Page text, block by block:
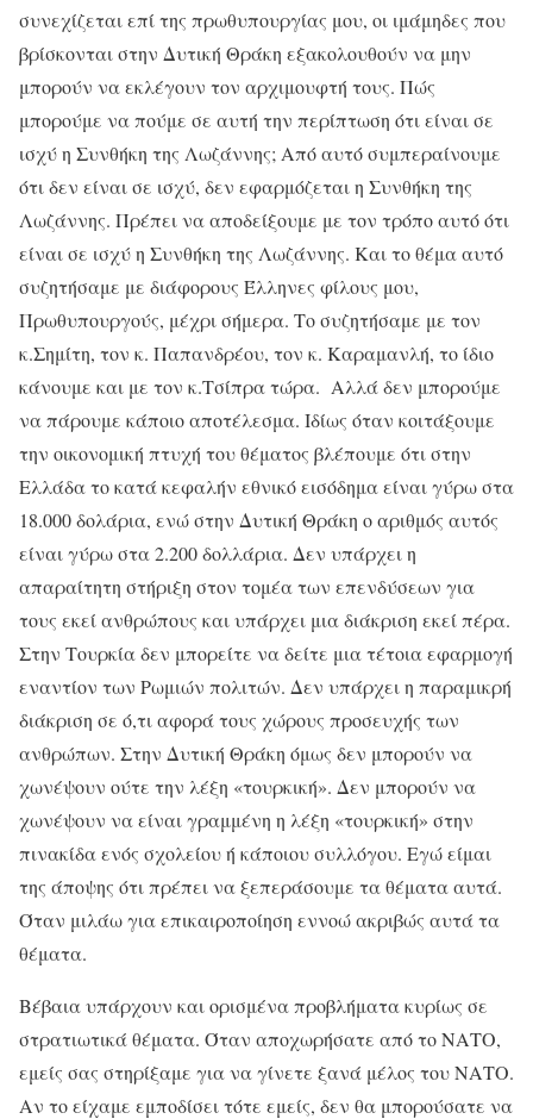
συνεχίζεται επί της πρωθυπουργίας μου, οι ιμάμηδες που
βρίσκονται στην Δυτική Θράκη εξακολουθούν να μην
μπορούν να εκλέγουν τον αρχιμουφτή τους. Πώς
μπορούμε να πούμε σε αυτή την περίπτωση ότι είναι σε
ισχύ η Συνθήκη της Λωζάννης; Από αυτό συμπεραίνουμε
ότι δεν είναι σε ισχύ, δεν εφαρμόζεται η Συνθήκη της
Λωζάννης. Πρέπει να αποδείξουμε με τον τρόπο αυτό ότι
είναι σε ισχύ η Συνθήκη της Λωζάννης. Και το θέμα αυτό
συζητήσαμε με διάφορους Έλληνες φίλους μου,
Πρωθυπουργούς, μέχρι σήμερα. Το συζητήσαμε με τον
κ.Σημίτη, τον κ. Παπανδρέου, τον κ. Καραμανλή, το ίδιο
κάνουμε και με τον κ.Τσίπρα τώρα. Αλλά δεν μπορούμε
να πάρουμε κάποιο αποτέλεσμα. Ιδίως όταν κοιτάξουμε
την οικονομική πτυχή του θέματος βλέπουμε ότι στην
Ελλάδα το κατά κεφαλήν εθνικό εισόδημα είναι γύρω στα
18.000 δολάρια, ενώ στην Δυτική Θράκη ο αριθμός αυτός
είναι γύρω στα 2.200 δολλάρια. Δεν υπάρχει η
απαραίτητη στήριξη στον τομέα των επενδύσεων για
τους εκεί ανθρώπους και υπάρχει μια διάκριση εκεί πέρα.
Στην Τουρκία δεν μπορείτε να δείτε μια τέτοια εφαρμογή
εναντίον των Ρωμιών πολιτών. Δεν υπάρχει η παραμικρή
διάκριση σε ό,τι αφορά τους χώρους προσευχής των
ανθρώπων. Στην Δυτική Θράκη όμως δεν μπορούν να
χωνέψουν ούτε την λέξη «τουρκική». Δεν μπορούν να
χωνέψουν να είναι γραμμένη η λέξη «τουρκική» στην
πινακίδα ενός σχολείου ή κάποιου συλλόγου. Εγώ είμαι
της άποψης ότι πρέπει να ξεπεράσουμε τα θέματα αυτά.
Όταν μιλάω για επικαιροποίηση εννοώ ακριβώς αυτά τα
θέματα.
Βέβαια υπάρχουν και ορισμένα προβλήματα κυρίως σε
στρατιωτικά θέματα. Όταν αποχωρήσατε από το ΝΑΤΟ,
εμείς σας στηρίξαμε για να γίνετε ξανά μέλος του ΝΑΤΟ.
Αν το είχαμε εμποδίσει τότε εμείς, δεν θα μπορούσατε να